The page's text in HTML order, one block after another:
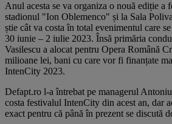
Anul acesta se va organiza o nouă ediție a
stadionul "Ion Oblemenco" și la Sala
știe cât va costa în total evenimentul care
30 iunie – 2 iulie 2023. Însă primăria
Vasilescu a alocat pentru Opera Română
milioane lei, bani cu care vor fi finanțate
IntenCity 2023.
Defapt.ro l-a întrebat pe managerul
costa festivalul IntenCity din acest an, dar
exact pentru că până în prezent se discută